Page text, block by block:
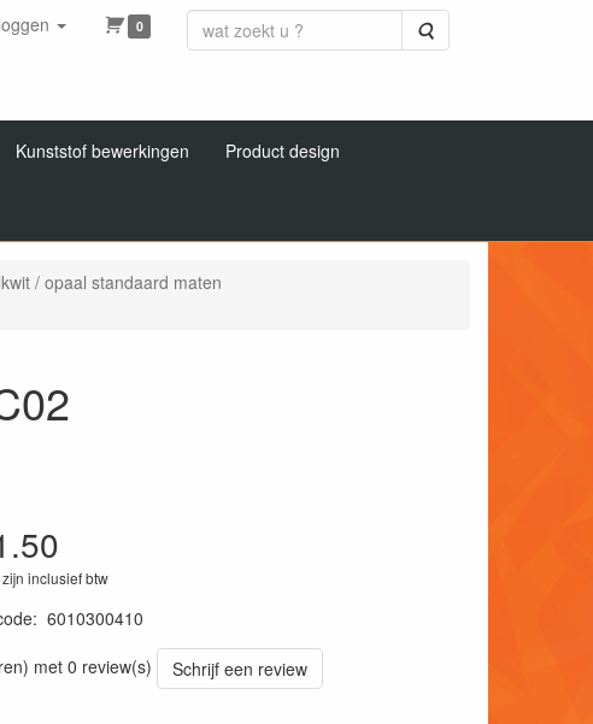
0 Zoeken
Kunststof bewerkingen Product design
/ opaal standaard maten
inclusief btw
: 6010300410
met 0 review(s)
Schrijf een review